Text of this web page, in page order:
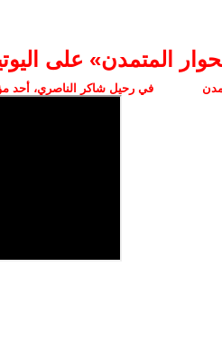
المتمدن» على
في رحيل شاكر الناصري، أحد